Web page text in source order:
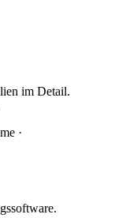
im Detail.
·